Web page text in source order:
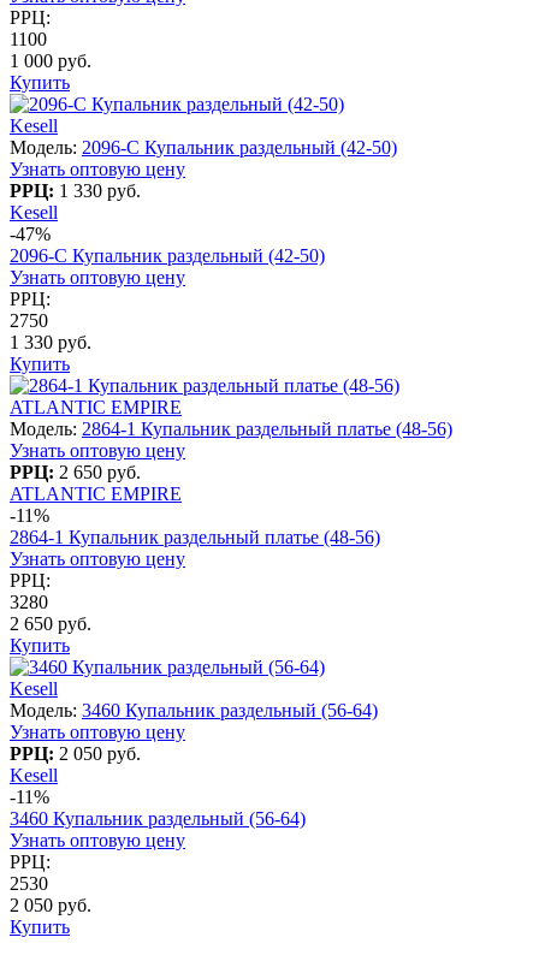
РРЦ:
1100
1 000 руб.
Купить
Kesell
Модель: 2096-C Купальник раздельный (42-50)
Узнать оптовую цену
РРЦ: 1 330 руб.
Kesell
-47%
2096-C Купальник раздельный (42-50)
Узнать оптовую цену
РРЦ:
2750
1 330 руб.
Купить
ATLANTIC EMPIRE
Модель: 2864-1 Купальник раздельный платье (48-56)
Узнать оптовую цену
РРЦ: 2 650 руб.
ATLANTIC EMPIRE
-11%
2864-1 Купальник раздельный платье (48-56)
Узнать оптовую цену
РРЦ:
3280
2 650 руб.
Купить
Kesell
Модель: 3460 Купальник раздельный (56-64)
Узнать оптовую цену
РРЦ: 2 050 руб.
Kesell
-11%
3460 Купальник раздельный (56-64)
Узнать оптовую цену
РРЦ:
2530
2 050 руб.
Купить